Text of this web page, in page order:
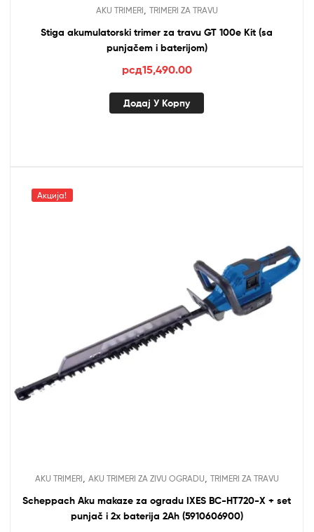
AKU TRIMERI TRIMERI ZA TRAVU
Stiga akumulatorski trimer za travu GT 100e Kit (sa
punjačem i baterijom)
рсд15,490.00
Додај У Корпу
Акција!
AKU TRIMERI AKU TRIMERI ZA ZIVU OGRADU TRIMERI ZA TRAVU
Scheppach Aku makaze za ogradu IXES BC-HT720-X + set
punjač i 2x baterija 2Ah (5910606900)